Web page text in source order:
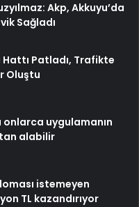
Akp, Akkuyu’da
Sağladı
Hattı Patladı, Trafikte
Oluştu
uygulamanın
alabilir
istemeyen
TL kazandırıyor